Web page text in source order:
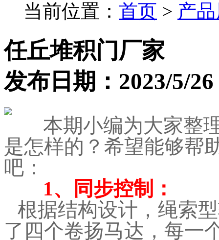
当前位置： 首页 > 产
任丘堆积门厂家
发布日期：2023/5/
本期小编为大家整
是怎样的？希望能够帮
吧：
1、同步控制：
根据结构设计，绳索
了四个卷扬马达，每一